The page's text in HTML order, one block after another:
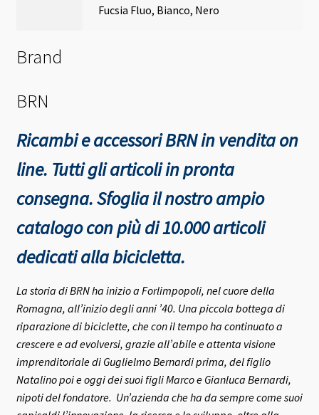
Fucsia Fluo, Bianco, Nero
Brand
BRN
Ricambi e accessori BRN in vendita on
line. Tutti gli articoli in pronta
consegna.Sfoglia il nostro ampio
catalogo con più di 10.000 articoli
dedicati alla bicicletta.
La storia di BRN ha inizio a Forlimpopoli, nel cuore della
Romagna, all’inizio degli anni ’40. Una piccola bottega di
riparazione di biciclette, che con il tempo ha continuato a
crescere e ad evolversi, grazie all’abile e attenta visione
imprenditoriale di Guglielmo Bernardi prima, del figlio
Natalino poi e oggi dei suoi figli Marco e Gianluca Bernardi,
nipoti del fondatore. Un’azienda che ha da sempre come suoi